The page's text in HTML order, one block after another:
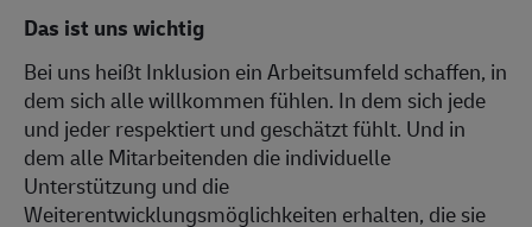
Das ist uns wichtig
Bei uns heißt Inklusion ein Arbeitsumfeld schaffen, in
dem sich alle willkommen fühlen. In dem sich jede
und jeder respektiert und geschätzt fühlt. Und in
dem alle Mitarbeitenden die individuelle
Unterstützung und die
Weiterentwicklungsmöglichkeiten erhalten, die sie